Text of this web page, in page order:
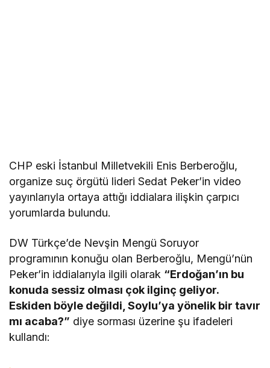
CHP eski İstanbul Milletvekili Enis Berberoğlu,
organize suç örgütü lideri Sedat Peker’in video
yayınlarıyla ortaya attığı iddialara ilişkin çarpıcı
yorumlarda bulundu.
DW Türkçe’de Nevşin Mengü Soruyor
programının konuğu olan Berberoğlu, Mengü’nün
Peker’in iddialarıyla ilgili olarak “Erdoğan’ın bu
konuda sessiz olması çok ilginç geliyor.
Eskiden böyle değildi, Soylu’ya yönelik bir tavır
mı acaba?” diye sorması üzerine şu ifadeleri
kullandı: